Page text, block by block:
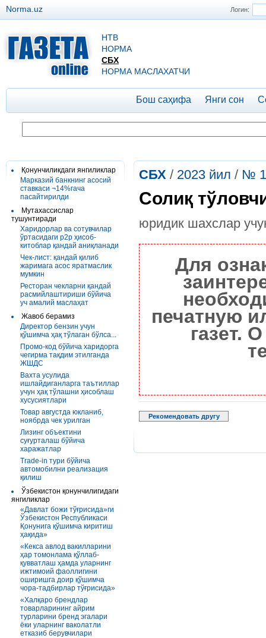
Логин:
Norma.uz
НТВ
НОРМА
СБХ
НОРМА МАСЛАХАТЧИ
Бош саҳифа Янги сон
Қонунчиликдаги янгиликлар
Марказий банкнинг асосий
ставкаси ¬14%гача
пасайтирилди
Мутахассислар
тушунтиради
Харидорлар ва сотувчилар
ўртасидаги р2р ҳисоб-
китоблар қандай аниқланади
Чек-лист: қандай қилиб
жаримага асос яратмаслик
мумкин
Ресторан чекларни қандай
расмийлаштириши бўйича
уч амалий маслаҳат
Жавоб берамиз
Директор бензин учун
қўшимча ҳақ тўлаган бўлса...
Промо-код бўйича харидорга
чегирма тақдим этилганда
ЖШДС
Вахта усулида
ишлайдиганларга таътиллар
учун ҳақ тўлашни ҳисоблаш
хусусиятлари
Товар августда юкланиб,
ноябрда чек урилган
Лизинг объектини
суғурталаш бўйича
харажатлар
Trade-in тури бўйича
автомобилни реализация
қилиш
Ўзбекистон қонунчилигидаги
янгиликлар
«Давлат божи тўғрисида»ги
Ўзбекистон Республикаси
Қонунига қўшимча киритиш
ҳақида»
«Кекса авлод вакилларини
ҳар томонлама қўллаб-
қувватлаш ҳамда уларнинг
ижтимоий фаоллигини
оширишга доир қўшимча
чора-тадбирлар тўғрисида»
«Халқаро брендлар
товарларининг айрим
турларини бренд эгалари
ёки уларнинг ваколатли
етказиб берувчилари
СБХ / 2023 йил / №
Солиқ
юридик шахслар
Для
печатную
газет.
Рекомендовать другу